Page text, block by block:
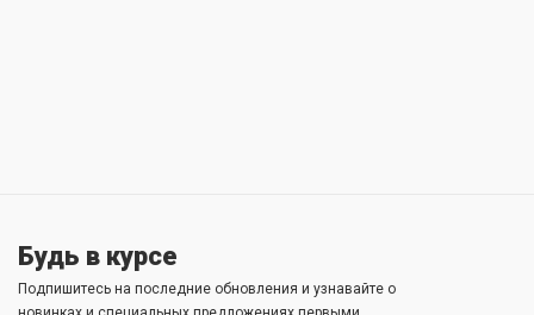
Будь в курсе
Подпишитесь на последние обновления и узнавайте о